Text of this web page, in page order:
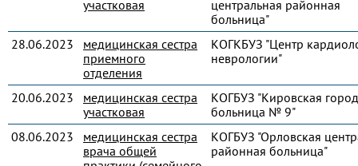
участковая
центральная районная
больница"
28.06.2023
медицинская сестра
приемного
отделения
КОГКБУЗ "Центр
неврологии"
20.06.2023
медицинская сестра
участковая
КОГБУЗ "Кировская
больница № 9"
08.06.2023
медицинская сестра
врача общей
КОГБУЗ "Орловская
районная больница"